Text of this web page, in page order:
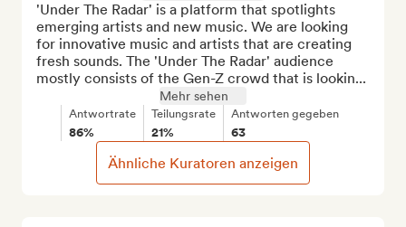
'Under The Radar' is a platform that spotlights
emerging artists and new music. We are looking
for innovative music and artists that are creating
fresh sounds. The 'Under The Radar' audience
mostly consists of the Gen-Z crowd that is lookin...
Mehr sehen
Antwortrate
86%
Teilungsrate
21%
Antworten gegeben
63
Ähnliche Kuratoren anzeigen